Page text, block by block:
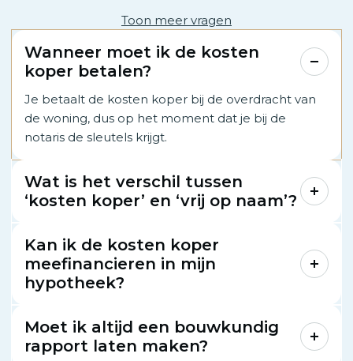
Toon meer vragen
Wanneer moet ik de kosten
koper betalen?
Je betaalt de kosten koper bij de overdracht van
de woning, dus op het moment dat je bij de
notaris de sleutels krijgt.
Wat is het verschil tussen
‘kosten koper’ en ‘vrij op naam’?
Kan ik de kosten koper
meefinancieren in mijn
hypotheek?
Moet ik altijd een bouwkundig
rapport laten maken?